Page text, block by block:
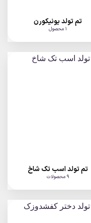
تم تولد یونیکورن
1 محصول
تم تولد اسب تک شاخ
9 محصولات